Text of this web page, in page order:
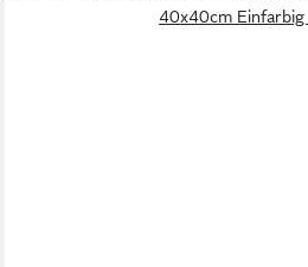
40x40cm Einfarbig